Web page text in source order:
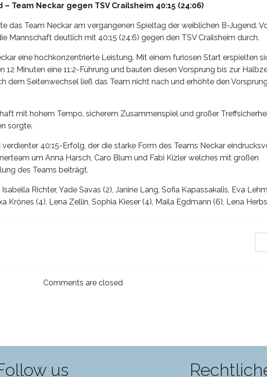
– Team Neckar gegen TSV Crailsheim 40:15 (24:06)
das Team Neckar am vergangenen Spieltag der weiblichen B-Jugend.
Mannschaft deutlich mit 40:15 (24:6) gegen den TSV Crailsheim durch.
eine hochkonzentrierte Leistung. Mit einem furiosen Start erspielten
12 Minuten eine 11:2-Führung und bauten diesen Vorsprung bis zur
dem Seitenwechsel ließ das Team nicht nach und erhöhte den Vorsprung
mit hohem Tempo, sicherem Zusammenspiel und großer
sorgte.
40:15-Erfolg, der die starke Form des Teams Neckar
um Anna Harsch, Caro Blum und Fabi Kizler welches mit großen
des Teams beiträgt.
Richter, Yade Savas (2), Janine Lang, Sofia Kapassakalis, Eva
Krönes (4), Lena Zellin, Sophia Kieser (4), Maila Egdmann (6), Lena
Comments are closed
us